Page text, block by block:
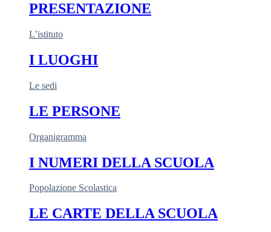
PRESENTAZIONE
L’istituto
I LUOGHI
Le sedi
LE PERSONE
Organigramma
I NUMERI DELLA SCUOLA
Popolazione Scolastica
LE CARTE DELLA SCUOLA